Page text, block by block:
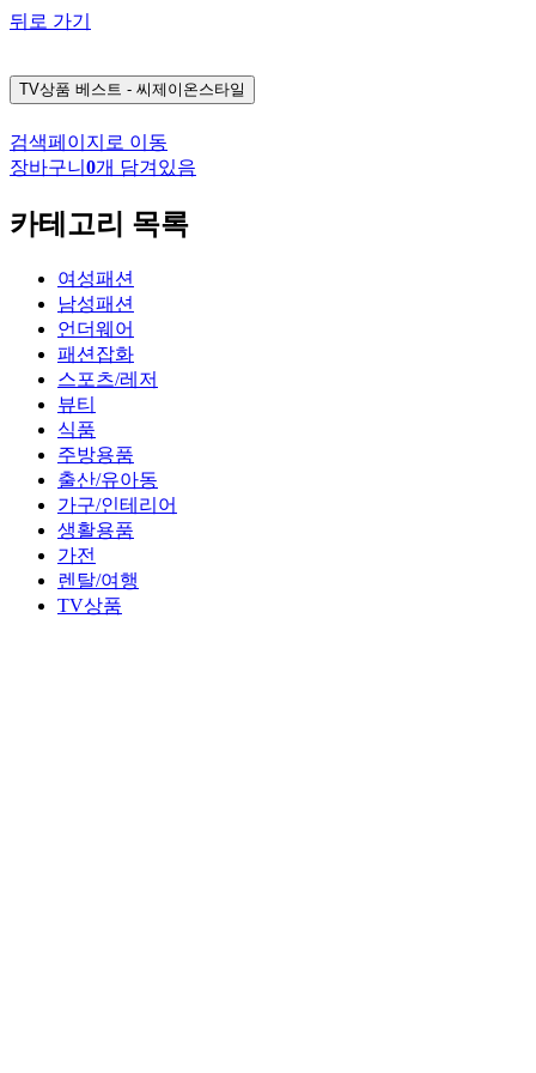
뒤로 가기
TV상품 베스트 - 씨제이온스타일
검색페이지로 이동
장바구니 0개 담겨있음
카테고리 목록
여성패션
남성패션
언더웨어
패션잡화
스포츠/레저
뷰티
식품
주방용품
출산/유아동
가구/인테리어
생활용품
가전
렌탈/여행
TV상품